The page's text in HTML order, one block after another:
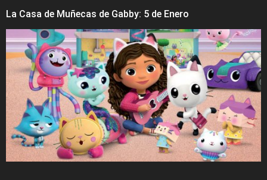
La Casa de Muñecas de Gabby: 5 de Enero